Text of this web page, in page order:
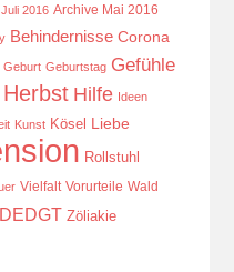
2016 Archive Mai 2016
Behindernisse Corona
Geburt Geburtstag Gefühle
Herbst Hilfe Ideen
Kunst Kösel Liebe
Rollstuhl
Vielfalt Vorurteile Wald
Zöliakie